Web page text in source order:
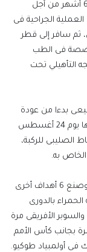
وخضع أكرم توفيق لبرنامج تأهيلى مكثف لأكثر من 6 أشهر من أجل
الجراحية فى
ثم سافر إلى قطر
فى الطب
التأهيلي تحت
بدءا من عودة
الفريق لبدء فترة الإعداد للموسم الجديد والمقرر لها يوم 24 أغسطس
الصليبى للركبة،
الخاص به.
لعب أكرم توفيق مع الأهلى 75 مباراة سجل هدفاً وصنع 6 أهداف أخرى
الحمراء بالدورى
الأفريقى مرة
بجانب كأس الأمم